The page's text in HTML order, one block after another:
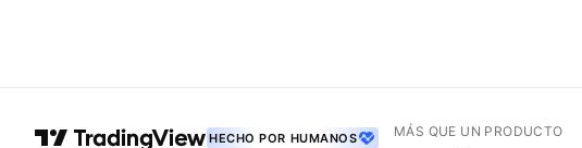
HECHO POR HUMANOS MÁS QUE UN PRODUCTO